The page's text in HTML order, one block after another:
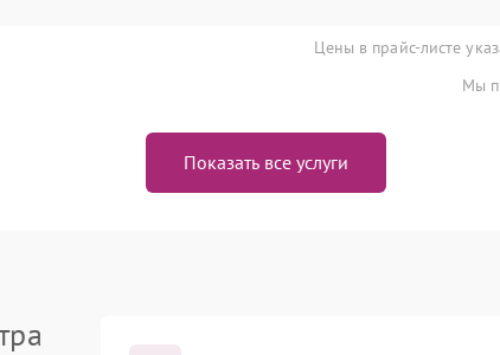
Цены в прайс-листе
Мы
Показать все услуги